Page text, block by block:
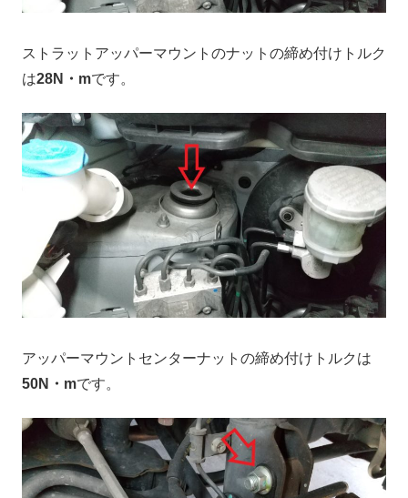
ストラットアッパーマウントのナットの締め付けトルク
は28N・mです。
アッパーマウントセンターナットの締め付けトルクは
50N・mです。